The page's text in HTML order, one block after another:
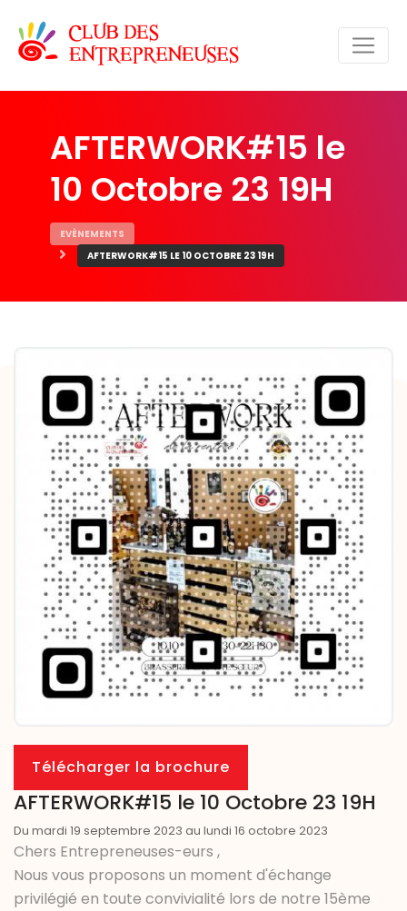
AFTERWORK#15 le
10 Octobre 23 19H
EVÈNEMENTS
AFTERWORK#15 LE 10 OCTOBRE 23 19H
Télécharger la brochure
AFTERWORK#15 le 10 Octobre 23 19H
Du mardi 19 septembre 2023 au lundi 16 octobre 2023
Chers Entrepreneuses-eurs ,
Nous vous proposons un moment d'échange
privilégié en toute convivialité lors de notre 15ème